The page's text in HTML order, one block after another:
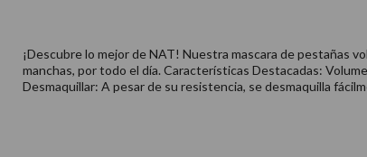
¡Descubre lo mejor de NAT! Nuestra mascara de pestañas
manchas, por todo el día. Características Destacadas:
Desmaquillar: A pesar de su resistencia, se desmaquilla